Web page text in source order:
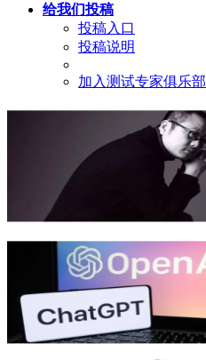
给我们投稿
投稿入口
投稿说明
加入测试专家俱乐部